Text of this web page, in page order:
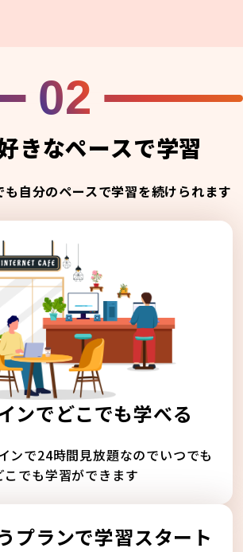
02
きなペースで学習
も自分のペースで学習を続けられます
ンでどこでも学べる
ンで24時間見放題なのでいつでも
こでも学習ができます
プランで学習スタート